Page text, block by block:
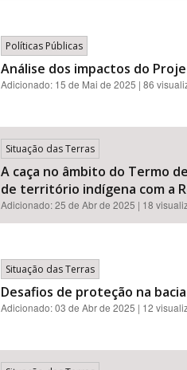
Políticas Públicas
Análise dos impactos do
Adicionado: 15 de Mai de 2025 | 86
Situação das Terras
A caça no âmbito do Termo
de território indígena com a
Adicionado:25 de Abr de 2025 | 18
Situação das Terras
Desafios de proteção na
Adicionado:03 de Abr de 2025 | 12